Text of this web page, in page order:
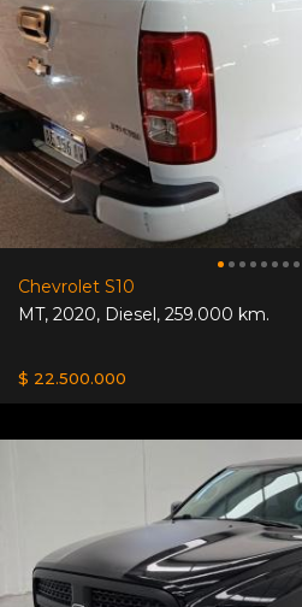
Chevrolet S10
MT, 2020, Diesel, 259.000 km.
$ 22.500.000